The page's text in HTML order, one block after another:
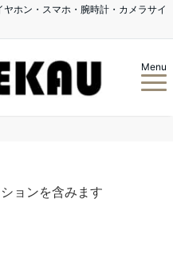
ホン・スマホ・腕時計・カメラサイ
Menu
ョンを含みます